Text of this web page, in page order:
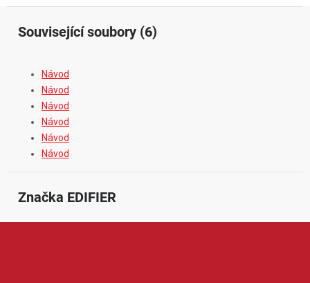
Související soubory (6)
Návod
Návod
Návod
Návod
Návod
Návod
Značka EDIFIER